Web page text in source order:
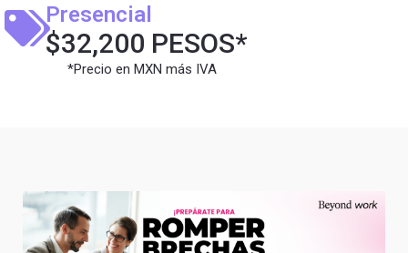
Presencial
$32,200 PESOS*
*Precio en MXN más IVA